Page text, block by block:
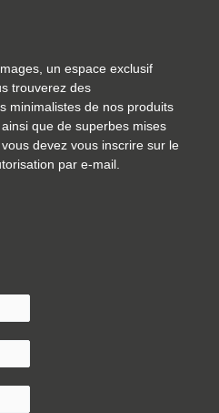
un espace exclusif
trouverez des
minimalistes de nos produits
que de superbes mises
devez vous inscrire sur le
par e-mail.